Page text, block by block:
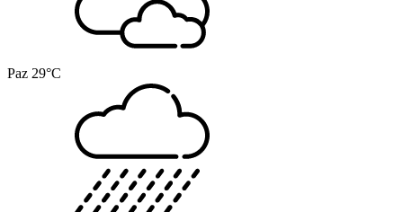
Paz 29°C